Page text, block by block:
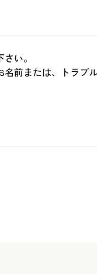
い。
前または、トラブ